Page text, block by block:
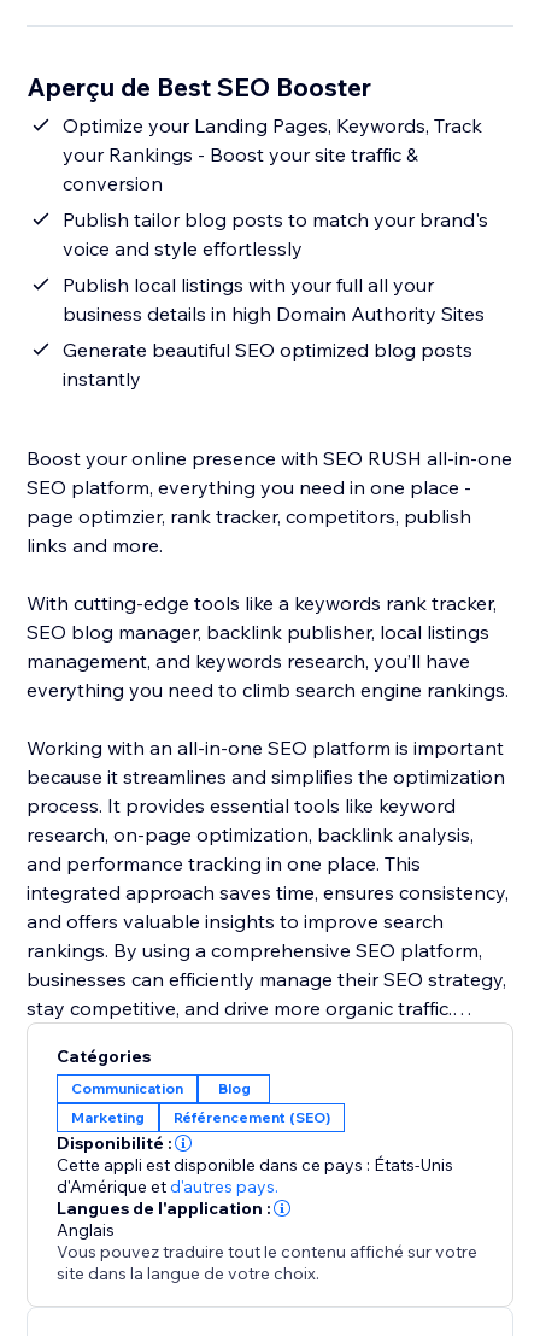
Aperçu de Best SEO Booster
Optimize your Landing Pages, Keywords, Track
your Rankings - Boost your site traffic &
conversion
Publish tailor blog posts to match your brand's
voice and style effortlessly
Publish local listings with your full all your
business details in high Domain Authority Sites
Generate beautiful SEO optimized blog posts
instantly
Boost your online presence with SEO RUSH all-in-one
SEO platform, everything you need in one place -
page optimzier, rank tracker, competitors, publish
links and more.
With cutting-edge tools like a keywords rank tracker,
SEO blog manager, backlink publisher, local listings
management, and keywords research, you’ll have
everything you need to climb search engine rankings.
Working with an all-in-one SEO platform is important
because it streamlines and simplifies the optimization
process. It provides essential tools like keyword
research, on-page optimization, backlink analysis,
and performance tracking in one place. This
integrated approach saves time, ensures consistency,
and offers valuable insights to improve search
rankings. By using a comprehensive SEO platform,
businesses can efficiently manage their SEO strategy,
stay competitive, and drive more organic traffic.
Ready to maximize traffic and dominate search
results? Start your SEO journey with SEU Rush today
for free.
Catégories
Communication
Blog
Marketing
Référencement (SEO)
Disponibilité :
Cette appli est disponible dans ce pays : États-Unis
d'Amérique etd'autres pays.
Langues de l'application :
Anglais
Vous pouvez traduire tout le contenu affiché sur votre
site dans la langue de votre choix.